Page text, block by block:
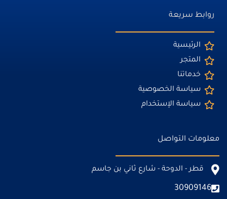
روابط سريعة
الرئيسية
المتجر
خدماتنا
سياسة الخصوصية
سياسة الإستخدام
معلومات التواصل
قطر - الدوحة - شارع ثاني بن جاسم
30909146